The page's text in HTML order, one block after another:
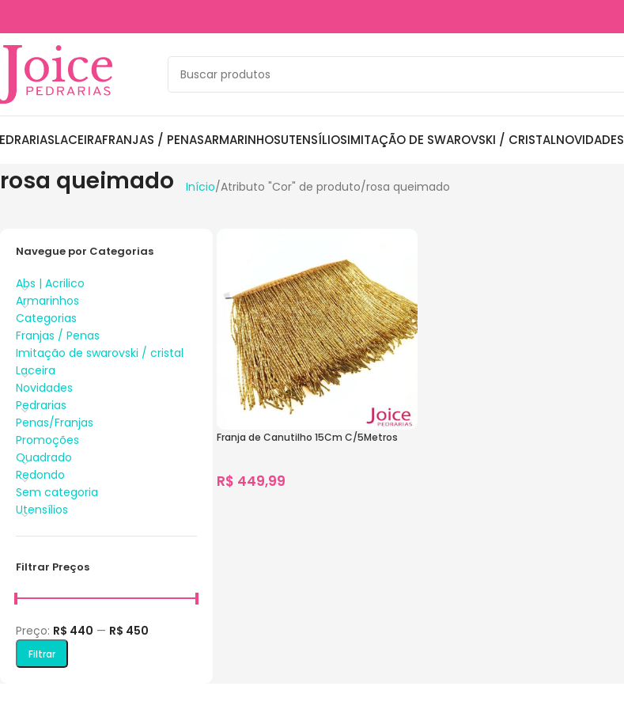
LACEIRAFRANJAS / PENASARMARINHOSUTENSÍLIOSIMITAÇÃO DE SWAROVSKI / CRISTALNOVIDADES
rosa queimado Início Atributo "Cor" de produto rosa queimado
Navegue por Categorias
Abs | Acrilico
Armarinhos
Categorias
Franjas / Penas
Imitação de swarovski / cristal
Laceira
Novidades
Pedrarias
Penas/Franjas
Promoções
Quadrado
Redondo
Sem categoria
Utensílios
Filtrar Preços
Filtrar
Preço: R$ 440 — R$ 450
Franja de Canutilho 15Cm C/5Metros
R$ 449,99